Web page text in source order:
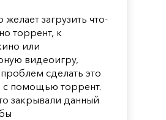
загрузить что-
торрент, к
или
видеоигру,
сделать это
с помощью торрент.
закрывали данный